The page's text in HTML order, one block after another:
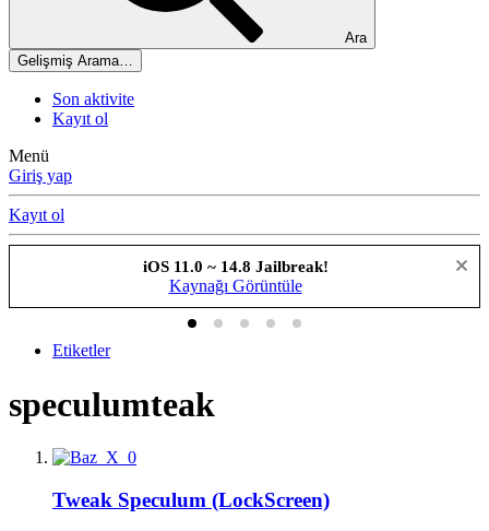
Ara
Gelişmiş Arama…
Son aktivite
Kayıt ol
Menü
Giriş yap
Kayıt ol
iOS 11.0 ~ 14.8 Jailbreak!
Kaynağı Görüntüle
Etiketler
speculumteak
Tweak Speculum (LockScreen)